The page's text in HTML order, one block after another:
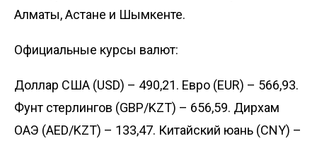
Алматы, Астане и Шымкенте.
Официальные курсы валют:
Доллар США (USD) – 490,21. Евро (EUR) – 566,93.
Фунт стерлингов (GBP/KZT) – 656,59. Дирхам
ОАЭ (AED/KZT) – 133,47. Китайский юань (CNY) –